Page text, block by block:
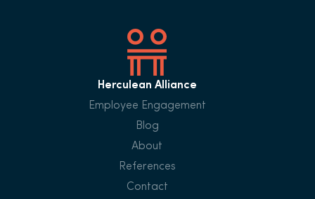
Herculean Alliance
Employee Engagement
Blog
About
References
Contact